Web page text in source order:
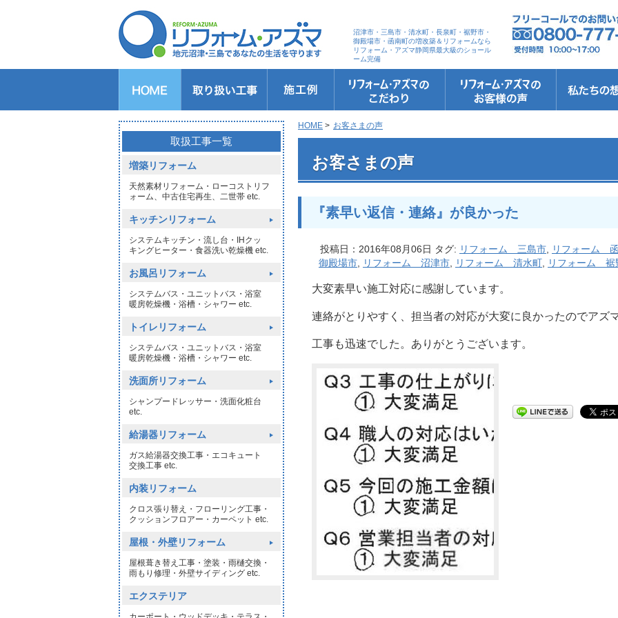
沼津市・三島市・清水町・長泉町・裾野市・
御殿場市・函南町の増改築＆リフォームなら
リフォーム・アズマ静岡県最大級のショール
ーム完備
キッチンのリフォーム
バスルームのリフォーム
トイレのリフォーム
洗面所のリフォーム
給湯器交換
窓リフォーム
玄関リフォーム
1DAYリフォーム
外壁・屋根塗装 リフォーム・アズマのこだわり
お客さまへの5つのお約束
リフォームの流れ
リフォームQ&A
安心保証
リフォームローン相談
HOME > お客さまの声
> 『素早い返信・連絡』が良かった
お客さまの声
『素早い返信・連絡』が良かった
投稿日：2016年08月06日 タグ: リフォーム 三島市 リフォーム
御殿場市
リフォーム 沼津市 リフォーム 清水町 リフォーム 裾
大変素早い施工対応に感謝しています。
連絡がとりやすく、担当者の対応が大変に良かったのでアズ
工事も迅速でした。ありがとうございます。
取扱工事一覧
増築リフォーム
天然素材リフォーム・ローコストリフ
ォーム、中古住宅再生、二世帯 etc.
キッチンリフォーム
システムキッチン・流し台・IHクッ
キングヒーター・食器洗い乾燥機 etc.
お風呂リフォーム
システムバス・ユニットバス・浴室
暖房乾燥機・浴槽・シャワー etc.
トイレリフォーム
システムバス・ユニットバス・浴室
暖房乾燥機・浴槽・シャワー etc.
洗面所リフォーム
シャンプードレッサー・洗面化粧台
etc.
給湯器リフォーム
ガス給湯器交換工事・エコキュート
交換工事 etc.
内装リフォーム
クロス張り替え・フローリング工事・
クッションフロアー・カーペット etc.
屋根・外壁リフォーム
屋根葺き替え工事・塗装・雨樋交換・
雨もり修理・外壁サイディング etc.
エクステリア